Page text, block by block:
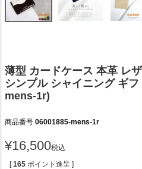
薄型 カードケース 本革 レ
シンプル シャイニング ギ
mens-1r)
商品番号 06001885-mens-1r
¥16,500税込
[ 165 ポイント進呈 ]